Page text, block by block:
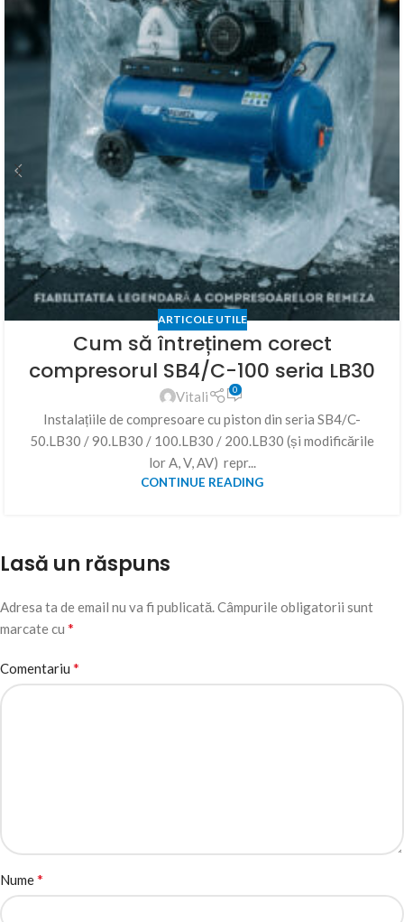
ARTICOLE UTILE
Cum să întreținem corect
compresorul SB4/C-100 seria LB30
Vitali 0
Instalațiile de compresoare cu piston din seria SB4/C-
50.LB30 / 90.LB30 / 100.LB30 / 200.LB30 (și modificările
lor A, V, AV) repr...
CONTINUE READING
Lasă un răspuns
Adresa ta de email nu va fi publicată.Câmpurile obligatorii sunt
marcate cu *
Comentariu *
Nume*